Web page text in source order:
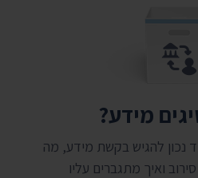
מידע?
נכון להגיש בקשת מידע, מה
ואיך מתגברים עליו